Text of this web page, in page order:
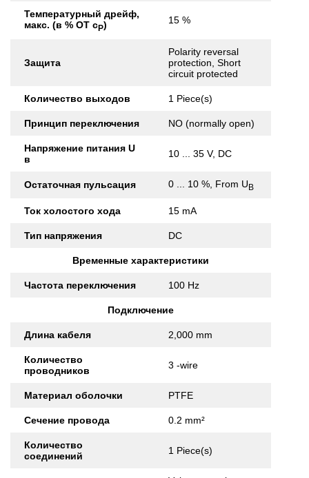
Температурный дрейф,
макс. (в % ОТ сР) 15 %
Защита
Polarity reversal
protection, Short
circuit protected
Количество выходов 1 Piece(s)
Принцип переключения NO (normally open)
Напряжение питания U
в
10 ... 35 V, DC
Остаточная пульсация 0 ... 10 %, From UB
Ток холостого хода 15 mA
Тип напряжения DC
Временные характеристики
Частота переключения 100 Hz
Подключение
Длина кабеля 2,000 mm
Количество
проводников
3 -wire
Материал оболочки PTFE
Сечение провода 0.2 mm²
Количество
соединений
1 Piece(s)